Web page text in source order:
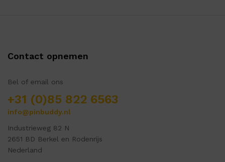
Contact opnemen
Bel of email ons
+31 (0)85 822 6563
info@pinbuddy.nl
Industrieweg 82 N
2651 BD Berkel en Rodenrijs
Nederland